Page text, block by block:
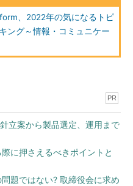
、2022年の気になるトピ
ング～情報・コミュニケー
PR
立案から製品選定、運用まで
に押さえるべきポイントと
題ではない? 取締役会に求め